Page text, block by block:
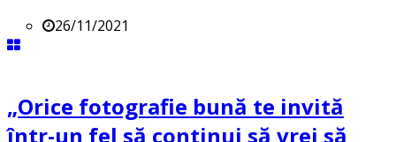
26/11/2021
„Orice fotografie bună te invită
într-un fel să continui să vrei să